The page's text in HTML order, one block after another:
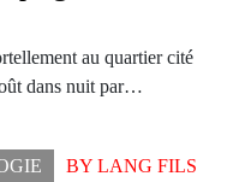
au quartier cité
dans nuit par…
BY LANG FILS